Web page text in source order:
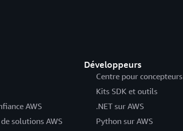
AWS
solutions AWS
Développeurs
Centre pour concepteurs
Kits SDK et outils
.NET sur AWS
Python sur AWS